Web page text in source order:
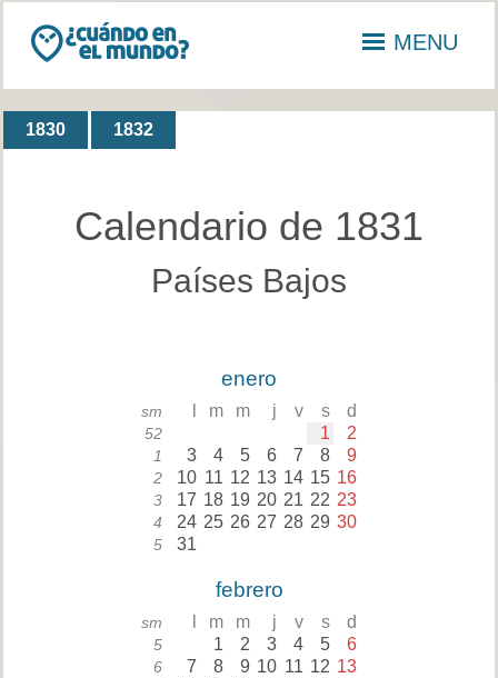
MENU
1830 1832
Calendario de 1831
Países Bajos
enero
sm m m j v s d
52 1 2
1 3 4 5 6 7 8 9
2 10 11 12 13 14 15 16
3 17 18 19 20 21 22 23
4 24 25 26 27 28 29 30
5 31
febrero
sm m m j v s d
5 1 2 3 4 5 6
6 7 8 9 10 11 12 13